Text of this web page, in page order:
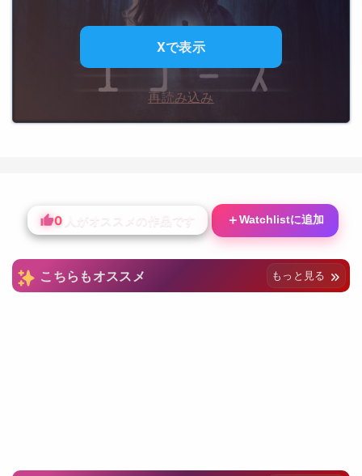
Xで表示
再読み込み
0 人がオススメの作品です ＋Watchlistに追加
こちらもオススメ もっと見る